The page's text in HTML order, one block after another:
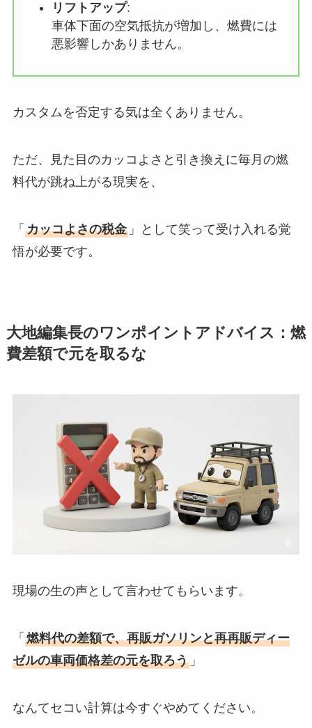
リフトアップ:
車体下面の空気抵抗が増加し、燃費には
悪影響しかありません。
カスタムを否定する気は全くありません。
ただ、見た目のカッコよさと引き換えに毎月の燃
料代が跳ね上がる現実を、
「 カッコよさの税金」として笑って受け入れる覚
悟が必要です。
大地編集長のワンポイントアドバイス：燃
費差額で元を取るな
現場の生の声として言わせてもらいます。
「 燃料代の差額で、再販ガソリンと再再販ディー
ゼルの車両価格差の元を取ろう」
なんてセコい計算は今すぐやめてください。